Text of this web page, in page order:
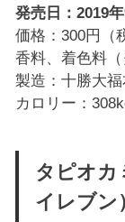
発売日：2019年
価格：300円（
香料、着色料
製造：十勝大
カロリー：
タピオカ
イレブン